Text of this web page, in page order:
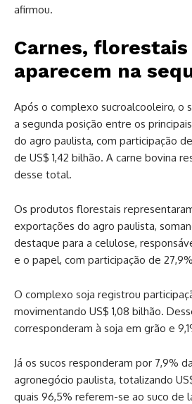
afirmou.
Carnes, florestais
aparecem na
Após o complexo sucroalcooleiro, o
a segunda posição entre os
do agro paulista, com participação
de US$ 1,42 bilhão. A carne bovina
desse total.
Os produtos florestais
exportações do agro paulista,
destaque para a celulose,
e o papel, com participação de
O complexo soja registrou
movimentando US$ 1,08 bilhão.
corresponderam à soja em grão e
Já os sucos responderam por 7,9%
agronegócio paulista, totalizando
quais 96,5% referem-se ao suco de